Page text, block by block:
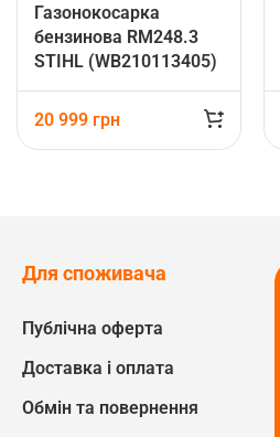
Газонокосарка
бензинова RM248.3
STIHL (WB210113405)
20 999 грн
Для споживача
Публічна оферта
Доставка і оплата
Обмін та повернення